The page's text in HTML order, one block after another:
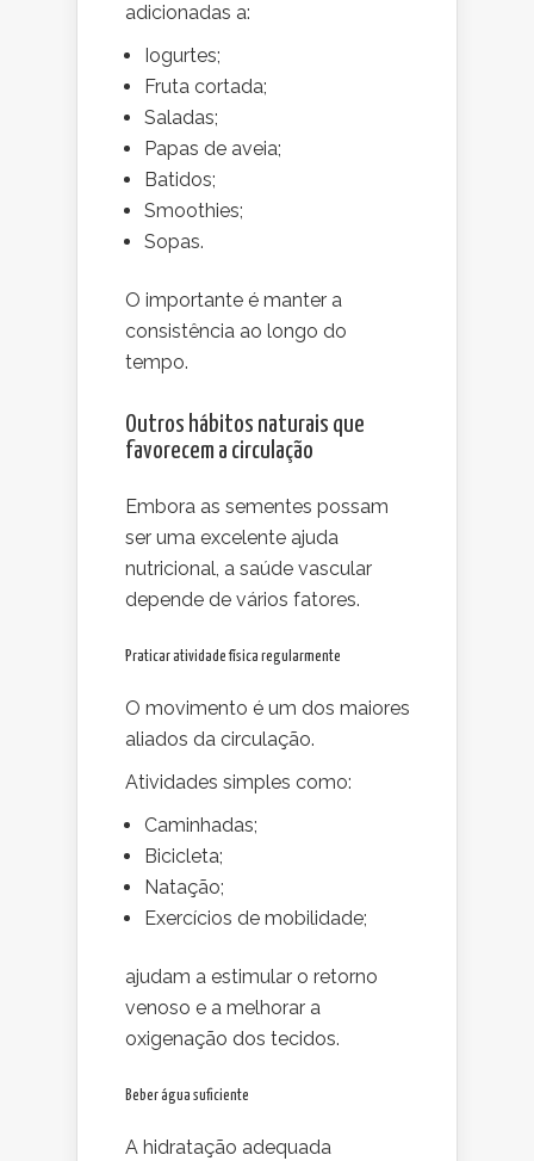
adicionadas a:
Iogurtes;
Fruta cortada;
Saladas;
Papas de aveia;
Batidos;
Smoothies;
Sopas.
O importante é manter a
consistência ao longo do
tempo.
Outros hábitos naturais que
favorecem a circulação
Embora as sementes possam
ser uma excelente ajuda
nutricional, a saúde vascular
depende de vários fatores.
Praticar atividade física regularmente
O movimento é um dos maiores
aliados da circulação.
Atividades simples como:
Caminhadas;
Bicicleta;
Natação;
Exercícios de mobilidade;
ajudam a estimular o retorno
venoso e a melhorar a
oxigenação dos tecidos.
Beber água suficiente
A hidratação adequada